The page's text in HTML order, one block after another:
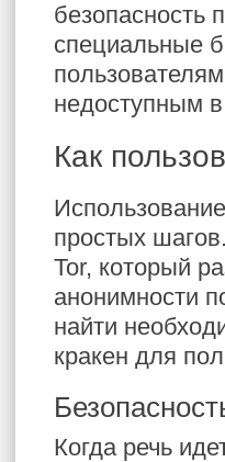
безопасность
специальные
недоступным
Как
простых
Tor, который
анонимности
найти
кракен для
Когда речь